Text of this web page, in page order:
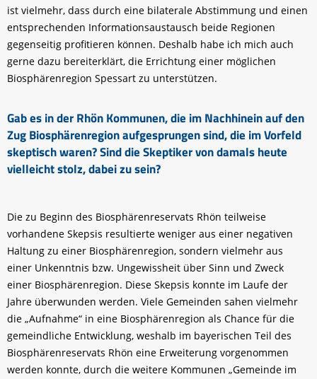
ist vielmehr, dass durch eine bilaterale Abstimmung und einen
entsprechenden Informationsaustausch beide Regionen
gegenseitig profitieren können. Deshalb habe ich mich auch
gerne dazu bereiterklärt, die Errichtung einer möglichen
Biosphärenregion Spessart zu unterstützen.
Gab es in der Rhön Kommunen, die im Nachhinein auf den
Zug Biosphärenregion aufgesprungen sind, die im Vorfeld
skeptisch waren? Sind die Skeptiker von damals heute
vielleicht stolz, dabei zu sein?
Die zu Beginn des Biosphärenreservats Rhön teilweise
vorhandene Skepsis resultierte weniger aus einer negativen
Haltung zu einer Biosphärenregion, sondern vielmehr aus
einer Unkenntnis bzw. Ungewissheit über Sinn und Zweck
einer Biosphärenregion. Diese Skepsis konnte im Laufe der
Jahre überwunden werden. Viele Gemeinden sahen vielmehr
die „Aufnahme“ in eine Biosphärenregion als Chance für die
gemeindliche Entwicklung, weshalb im bayerischen Teil des
Biosphärenreservats Rhön eine Erweiterung vorgenommen
werden konnte, durch die weitere Kommunen „Gemeinde im